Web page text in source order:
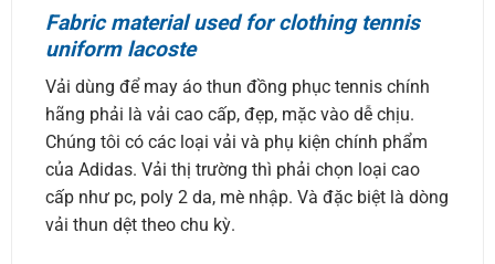
Fabric material used for clothing tennis
uniform lacoste
Vải dùng để may áo thun đồng phục tennis chính
hãng phải là vải cao cấp, đẹp, mặc vào dễ chịu.
Chúng tôi có các loại vải và phụ kiện chính phẩm
của Adidas. Vải thị trường thì phải chọn loại cao
cấp như pc, poly 2 da, mè nhập. Và đặc biệt là dòng
vải thun dệt theo chu kỳ.